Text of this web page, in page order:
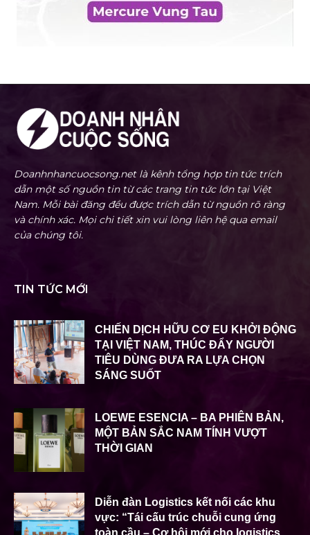
Doanhnhancuocsong.net là kênh tổng hợp tin tức trích
dẫn một số nguồn tin từ các trang tin tức lớn tại Việt
Nam. Mỗi bài đăng đều được trích dẫn từ nguồn rõ ràng
và chính xác. Mọi chi tiết xin vui lòng liên hệ qua email
của chúng tôi.
TIN TỨC MỚI
CHIẾN DỊCH HỮU CƠ EU KHỞI ĐỘNG
TẠI VIỆT NAM, THÚC ĐẨY NGƯỜI
TIÊU DÙNG ĐƯA RA LỰA CHỌN
SÁNG SUỐT
LOEWE ESENCIA – BA PHIÊN BẢN,
MỘT BẢN SẮC NAM TÍNH VƯỢT
THỜI GIAN
Diễn đàn Logistics kết nối các khu
vực: “Tái cấu trúc chuỗi cung ứng